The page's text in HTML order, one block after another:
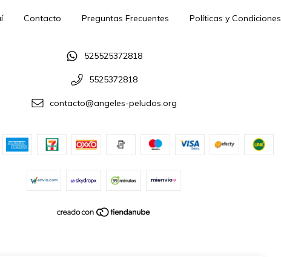
Contacto Preguntas Frecuentes Políticas y Condiciones
525525372818
5525372818
contacto@angeles-peludos.org